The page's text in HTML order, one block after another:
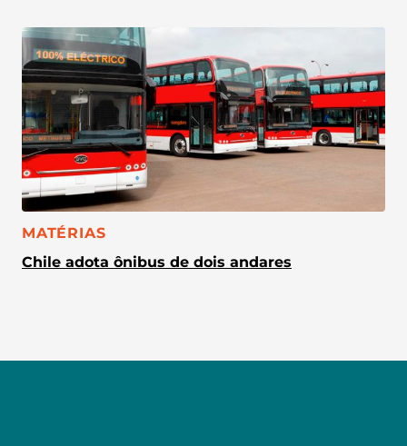
CATEGORIA:
MATÉRIAS
Chile adota ônibus de dois andares